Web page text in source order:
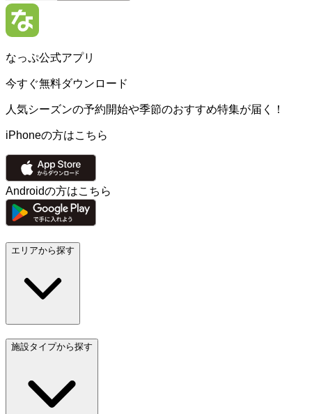
なっぷ公式アプリ
今すぐ無料ダウンロード
人気シーズンの予約開始や季節のおすすめ特集が届く！
iPhoneの方はこちら
Androidの方はこちら
エリアから探す
施設タイプから探す